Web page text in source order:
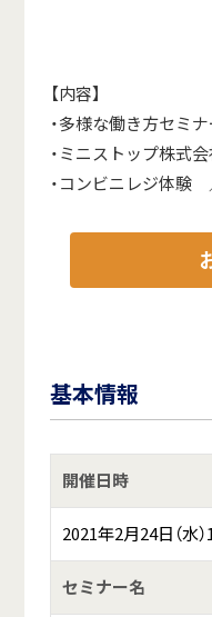
【内容】
・多様な働き方セミナ
・ミニストップ株式
・コンビニレジ体
基本情報
開催日時
2021年2月24日（水）
セミナー名